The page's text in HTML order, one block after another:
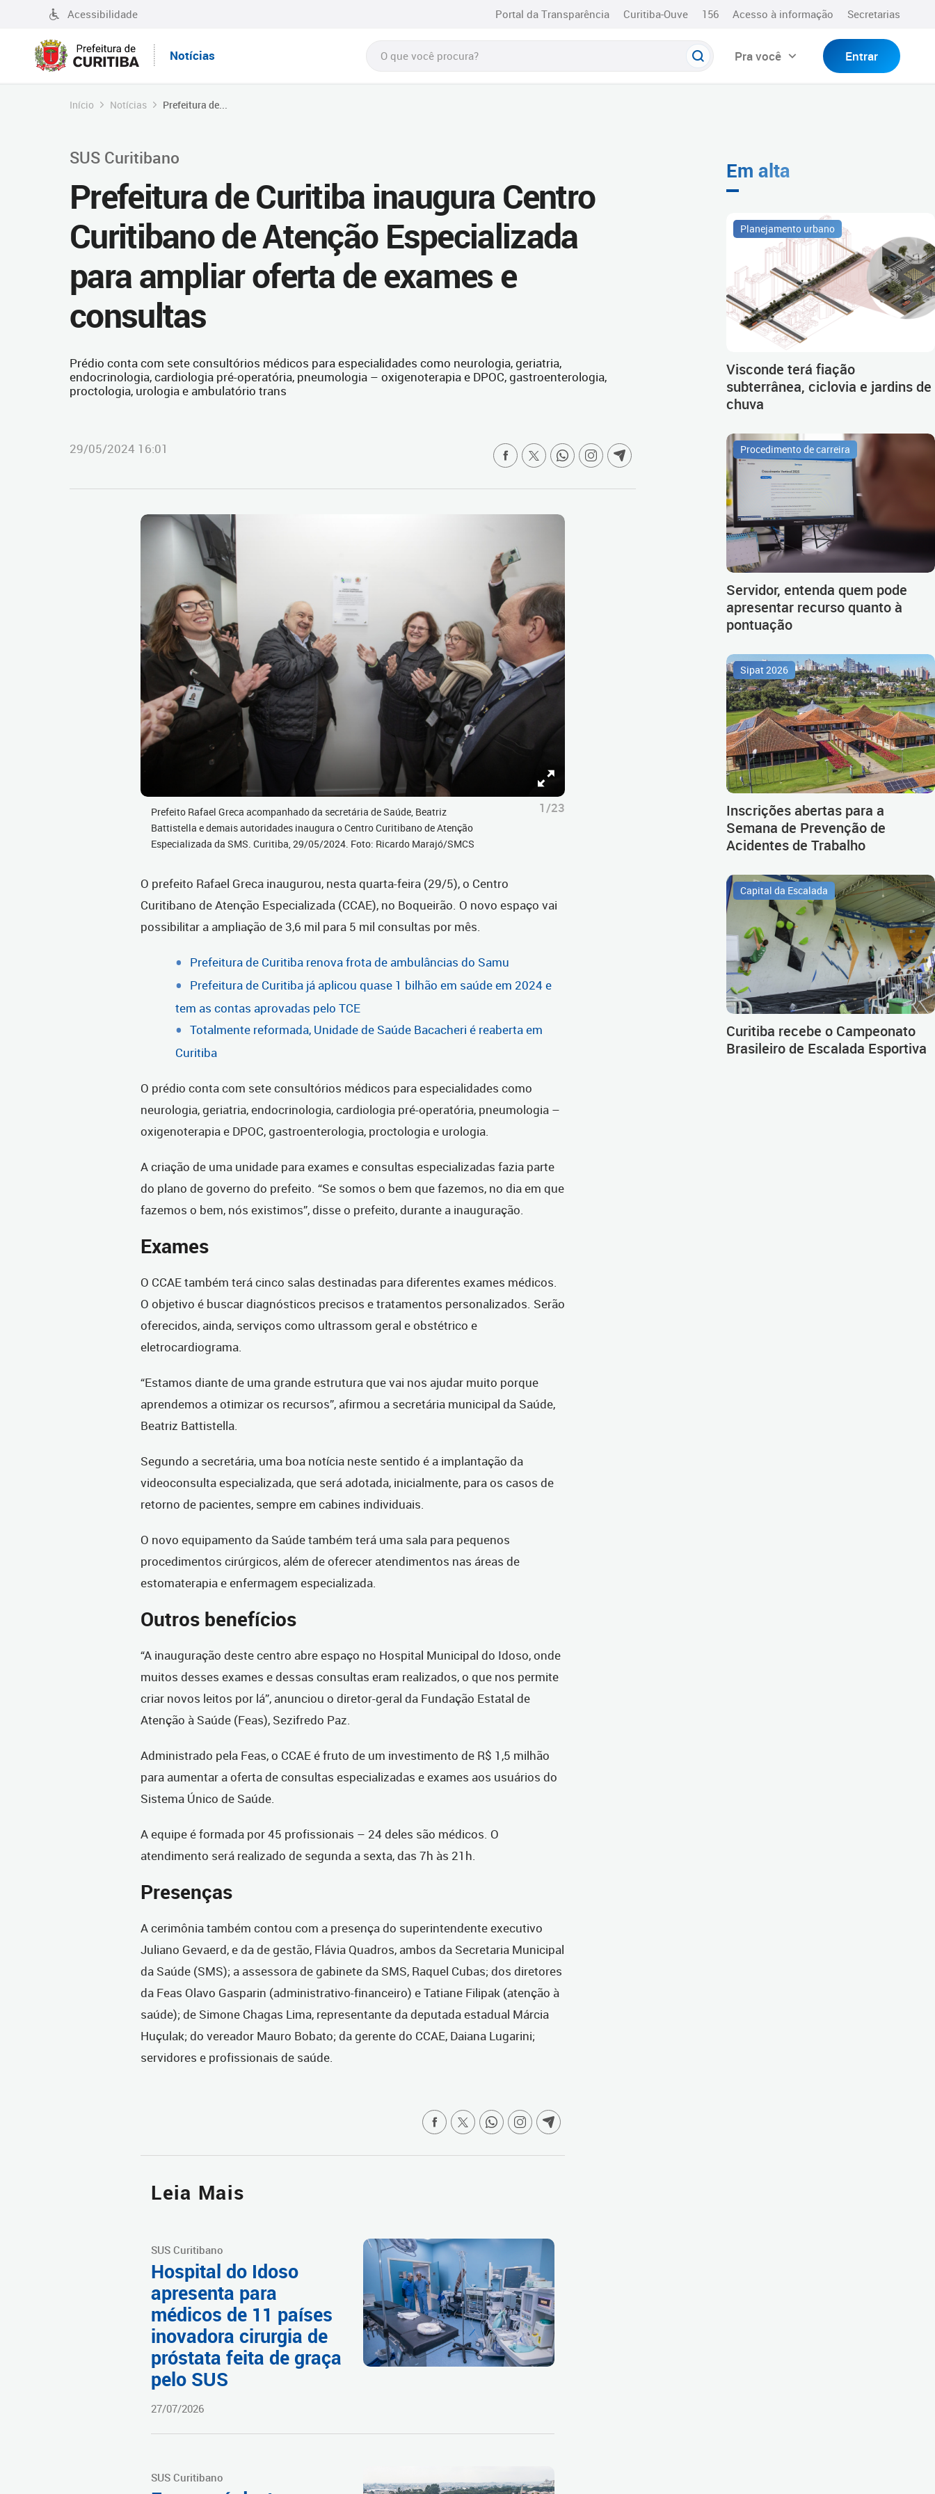
Acessibilidade Portal da Transparência Curitiba-Ouve 156 Acesso à informação Secretarias
Notícias Pra você Entrar
Início Notícias Prefeitura de...
SUS Curitibano
Prefeitura de Curitiba inaugura Centro
Curitibano de Atenção Especializada
para ampliar oferta de exames e
consultas
Prédio conta com sete consultórios médicos para especialidades como neurologia, geriatria,
endocrinologia, cardiologia pré-operatória, pneumologia – oxigenoterapia e DPOC, gastroenterologia,
proctologia, urologia e ambulatório trans
29/05/2024 16:01
Prefeito Rafael Greca acompanhado da secretária de Saúde, Beatriz
Battistella e demais autoridades inaugura o Centro Curitibano de Atenção
Especializada da SMS. Curitiba, 29/05/2024. Foto: Ricardo Marajó/SMCS
1/23
O prefeito Rafael Greca inaugurou, nesta quarta-feira (29/5), o Centro
Curitibano de Atenção Especializada (CCAE), no Boqueirão. O novo espaço vai
possibilitar a ampliação de 3,6 mil para 5 mil consultas por mês.
Prefeitura de Curitiba renova frota de ambulâncias do Samu
Prefeitura de Curitiba já aplicou quase 1 bilhão em saúde em 2024 e
tem as contas aprovadas pelo TCE
Totalmente reformada, Unidade de Saúde Bacacheri é reaberta em
Curitiba
O prédio conta com sete consultórios médicos para especialidades como
neurologia, geriatria, endocrinologia, cardiologia pré-operatória, pneumologia –
oxigenoterapia e DPOC, gastroenterologia, proctologia e urologia.
A criação de uma unidade para exames e consultas especializadas fazia parte
do plano de governo do prefeito. “Se somos o bem que fazemos, no dia em que
fazemos o bem, nós existimos”, disse o prefeito, durante a inauguração.
Exames
O CCAE também terá cinco salas destinadas para diferentes exames médicos.
O objetivo é buscar diagnósticos precisos e tratamentos personalizados. Serão
oferecidos, ainda, serviços como ultrassom geral e obstétrico e
eletrocardiograma.
“Estamos diante de uma grande estrutura que vai nos ajudar muito porque
aprendemos a otimizar os recursos”, afirmou a secretária municipal da Saúde,
Beatriz Battistella.
Segundo a secretária, uma boa notícia neste sentido é a implantação da
videoconsulta especializada, que será adotada, inicialmente, para os casos de
retorno de pacientes, sempre em cabines individuais.
O novo equipamento da Saúde também terá uma sala para pequenos
procedimentos cirúrgicos, além de oferecer atendimentos nas áreas de
estomaterapia e enfermagem especializada.
Outros benefícios
“A inauguração deste centro abre espaço no Hospital Municipal do Idoso, onde
muitos desses exames e dessas consultas eram realizados, o que nos permite
criar novos leitos por lá”, anunciou o diretor-geral da Fundação Estatal de
Atenção à Saúde (Feas), Sezifredo Paz.
Administrado pela Feas, o CCAE é fruto de um investimento de R$ 1,5 milhão
para aumentar a oferta de consultas especializadas e exames aos usuários do
Sistema Único de Saúde.
A equipe é formada por 45 profissionais – 24 deles são médicos. O
atendimento será realizado de segunda a sexta, das 7h às 21h.
Presenças
A cerimônia também contou com a presença do superintendente executivo
Juliano Gevaerd, e da de gestão, Flávia Quadros, ambos da Secretaria Municipal
da Saúde (SMS); a assessora de gabinete da SMS, Raquel Cubas; dos diretores
da Feas Olavo Gasparin (administrativo-financeiro) e Tatiane Filipak (atenção à
saúde); de Simone Chagas Lima, representante da deputada estadual Márcia
Huçulak; do vereador Mauro Bobato; da gerente do CCAE, Daiana Lugarini;
servidores e profissionais de saúde.
Leia Mais
SUS Curitibano
Hospital do Idoso
apresenta para
médicos de 11 países
inovadora cirurgia de
próstata feita de graça
pelo SUS
27/07/2026
SUS Curitibano
Em alta
Planejamento urbano
Visconde terá fiação
subterrânea, ciclovia e jardins de
chuva
Procedimento de carreira
Servidor, entenda quem pode
apresentar recurso quanto à
pontuação
Sipat 2026
Inscrições abertas para a
Semana de Prevenção de
Acidentes de Trabalho
Capital da Escalada
Curitiba recebe o Campeonato
Brasileiro de Escalada Esportiva